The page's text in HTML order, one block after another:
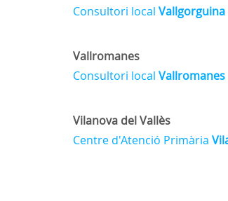
Consultori localVallgorguina
Vallromanes
Consultori localVallromanes
Vilanova del Vallès
Centre d'Atenció Primària